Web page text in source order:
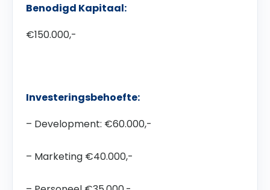
Benodigd Kapitaal:
€150.000,-
Investeringsbehoefte:
– Development: €60.000,-
– Marketing €40.000,-